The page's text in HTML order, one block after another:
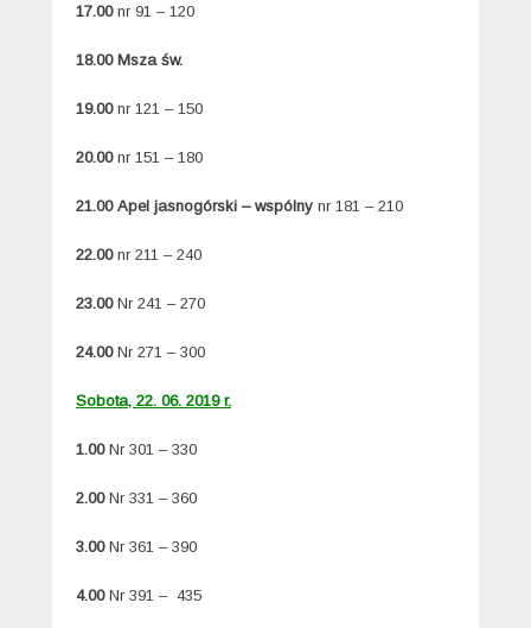
17.00 nr 91 – 120
18.00 Msza św.
19.00nr 121 – 150
20.00nr 151 – 180
21.00 Apel jasnogórski – wspólny nr 181 – 210
22.00nr 211 – 240
23.00Nr 241 – 270
24.00Nr 271 – 300
Sobota, 22. 06. 2019 r.
1.00Nr 301 – 330
2.00Nr 331 – 360
3.00Nr 361 – 390
4.00Nr 391 – 435